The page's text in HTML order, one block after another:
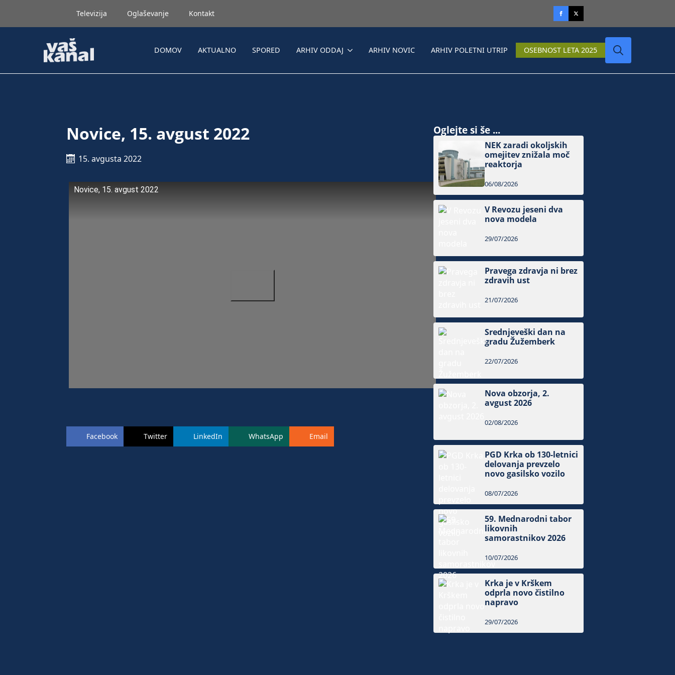
Televizija Oglaševanje Kontakt
DOMOV AKTUALNO SPORED ARHIV ODDAJ ARHIV NOVIC ARHIV POLETNI UTRIP OSEBNOST LETA 2025
Novice, 15. avgust 2022
15. avgusta 2022
Novice, 15. avgust 2022
Facebook Twitter LinkedIn WhatsApp Email
Oglejte si še ...
NEK zaradi okoljskih
omejitev znižala moč
reaktorja
06/08/2026
V Revozu jeseni dva
nova modela
29/07/2026
Pravega zdravja ni brez
zdravih ust
21/07/2026
Srednjeveški dan na
gradu Žužemberk
22/07/2026
Nova obzorja, 2.
avgust 2026
02/08/2026
PGD Krka ob 130-letnici
delovanja prevzelo
novo gasilsko vozilo
08/07/2026
59. Mednarodni tabor
likovnih
samorastnikov 2026
10/07/2026
Krka je v Krškem
odprla novo čistilno
napravo
29/07/2026